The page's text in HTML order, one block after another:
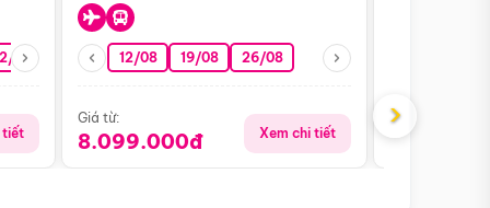
08 26/08 05/09 09/09 12/09
tiết
12/08 19/08 26/08
Giá từ:
8.099.000đ Xem chi tiết
Giá từ:
›